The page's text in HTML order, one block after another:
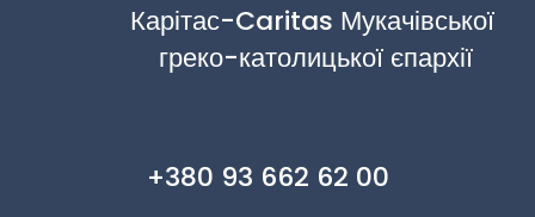
Карітас-Caritas Мукачівської
греко-католицької єпархії
+380 93 662 62 00